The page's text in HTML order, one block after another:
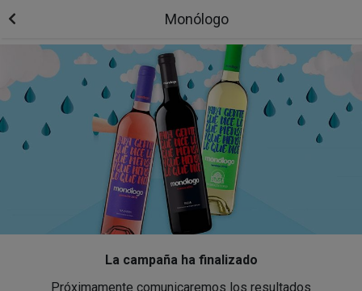
Monólogo
La campaña ha finalizado
Próximamente comunicaremos los resultados